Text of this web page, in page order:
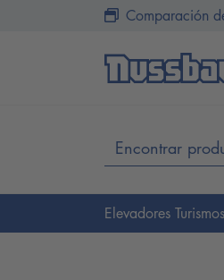
Comparación
Elevadores